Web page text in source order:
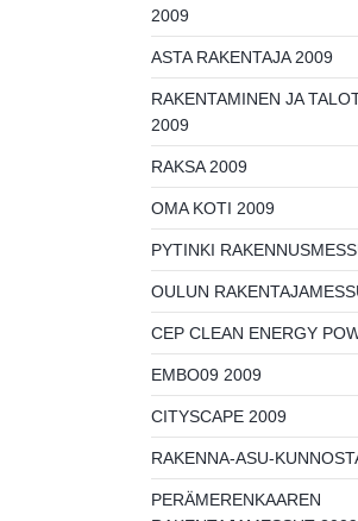
2009
ASTA RAKENTAJA 2009
RAKENTAMINEN JA
2009
RAKSA 2009
OMA KOTI 2009
PYTINKI
OULUN
CEP CLEAN ENERGY
EMBO09 2009
CITYSCAPE 2009
RAKENNA-ASU-
PERÄMERENKAAREN